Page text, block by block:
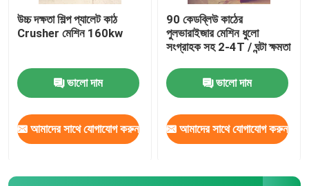
উচ্চ দক্ষতা শিল্প প্যালেট কাঠ
Crusher মেশিন 160kw
ভালো দাম
আমাদের সাথে যোগাযোগ করুন
90 কেডব্লিউ কাঠের
পুলভারাইজার মেশিন ধুলো
সংগ্রাহক সহ 2-4T / ঘন্টা ক্ষমতা
ভালো দাম
আমাদের সাথে যোগাযোগ করুন